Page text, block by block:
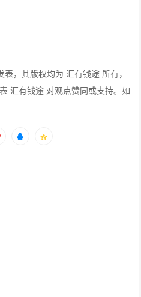
表，其版权均为 汇有钱途 所有，
汇有钱途 对观点赞同或支持。如